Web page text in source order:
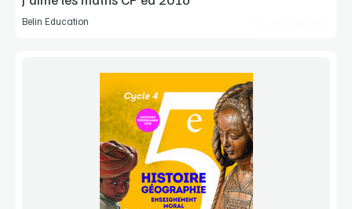
Belin Education
Voir la démo
Manuel complet